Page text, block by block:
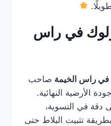
في راس
في راس الخيمة صاحب
الأرضية النهائية.
دقة في التسوية،
تثبيت البلاط حتى